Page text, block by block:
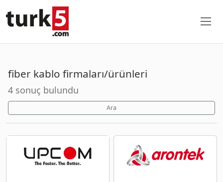
fiber kablo firmaları/ürünleri
4 sonuç bulundu
Ara